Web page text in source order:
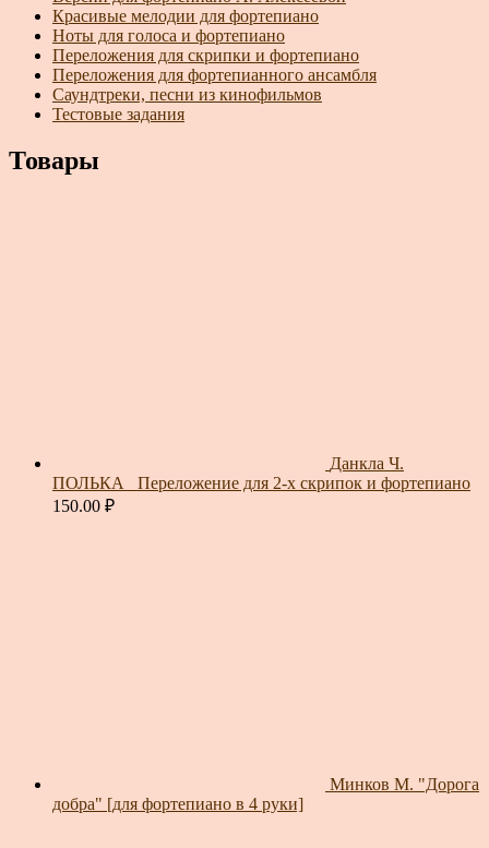
Красивые мелодии для фортепиано
Ноты для голоса и фортепиано
Переложения для скрипки и фортепиано
Переложения для фортепианного ансамбля
Саундтреки, песни из кинофильмов
Тестовые задания
Товары
Данкла Ч.
ПОЛЬКА_ Переложение для 2-х скрипок и фортепиано
150.00 ₽
Минков М. "Дорога
добра" [для фортепиано в 4 руки]